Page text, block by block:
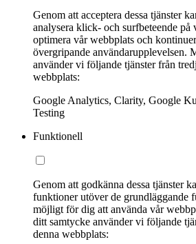
Genom att acceptera dessa tjänster
analysera klick- och surfbeteende på
optimera vår webbplats och
övergripande användarupplevelsen.
använder vi följande tjänster från
webbplats:
Google Analytics, Clarity, Google
Testing
Funktionell
Genom att godkänna dessa tjänster
funktioner utöver de grundläggande
möjligt för dig att använda vår
ditt samtycke använder vi följande
denna webbplats: